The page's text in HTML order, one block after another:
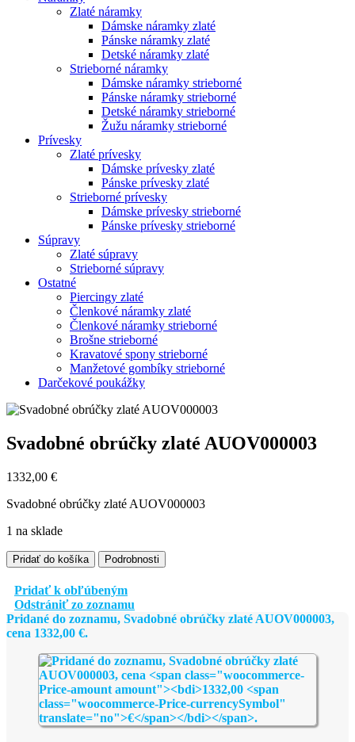
Zlaté náramky
Dámske náramky zlaté
Pánske náramky zlaté
Detské náramky zlaté
Strieborné náramky
Dámske náramky strieborné
Pánske náramky strieborné
Detské náramky strieborné
Žužu náramky strieborné
Prívesky
Zlaté prívesky
Dámske prívesky zlaté
Pánske prívesky zlaté
Strieborné prívesky
Dámske prívesky strieborné
Pánske prívesky strieborné
Súpravy
Zlaté súpravy
Strieborné súpravy
Ostatné
Piercingy zlaté
Členkové náramky zlaté
Členkové náramky strieborné
Brošne strieborné
Kravatové spony strieborné
Manžetové gombíky strieborné
Darčekové poukážky
Zoom
Svadobné obrúčky zlaté AUOV000003
1332,00 €
Svadobné obrúčky zlaté AUOV000003
1 na sklade
množstvo
Svadobné
obrúčky
zlaté
AUOV000003
Pridať do košíka Podrobnosti
Pridať k obľúbeným
Odstrániť zo zoznamu
Pridané do zoznamu, Svadobné obrúčky zlaté AUOV000003,
cena 1332,00 €.